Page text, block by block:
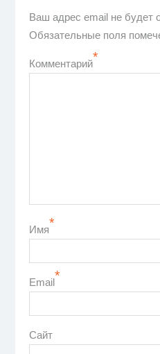
Ваш адрес email не будет
Обязательные поля
Комментарий*
Имя*
Email*
Сайт